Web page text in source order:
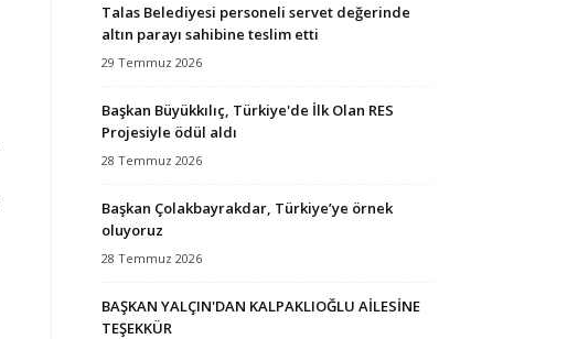
Talas Belediyesi personeli servet değerinde
altın parayı sahibine teslim etti
29 Temmuz 2026
Başkan Büyükkılıç, Türkiye'de İlk Olan RES
Projesiyle ödül aldı
28 Temmuz 2026
Başkan Çolakbayrakdar, Türkiye’ye örnek
oluyoruz
28 Temmuz 2026
BAŞKAN YALÇIN'DAN KALPAKLIOĞLU AİLESİNE
TEŞEKKÜR